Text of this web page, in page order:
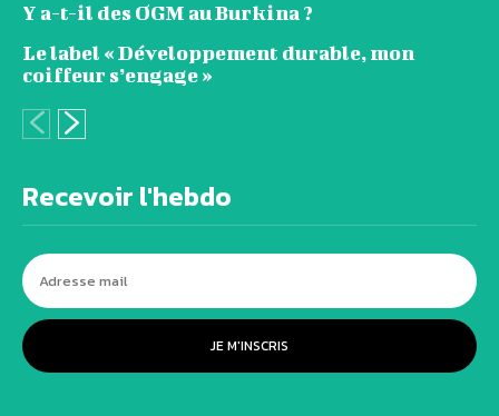
Y a-t-il des OGM au Burkina ?
Le label « Développement durable, mon
coiffeur s’engage »
Recevoir l'hebdo
JE M'INSCRIS